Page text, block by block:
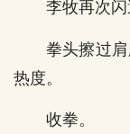
李牧再次闪
拳头擦过
热度。
收拳。